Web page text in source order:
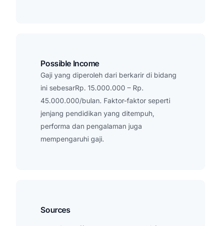
Possible Income
Gaji yang diperoleh dari berkarir di bidang
ini sebesarRp. 15.000.000 – Rp.
45.000.000/bulan. Faktor-faktor seperti
jenjang pendidikan yang ditempuh,
performa dan pengalaman juga
mempengaruhi gaji.
Sources